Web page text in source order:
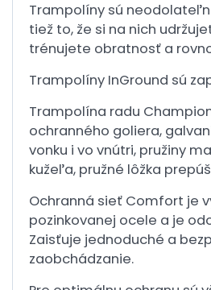
Trampolíny sú
tiež to, že si na nich
trénujete obratnosť a
Trampolíny InGround sú
Trampolína radu
ochranného goliera,
vonku i vo vnútri, pružiny
kužeľa, pružné lôžka
Ochranná sieť Comfort je
pozinkovanej ocele a je
Zaisťuje jednoduché a
zaobchádzanie.